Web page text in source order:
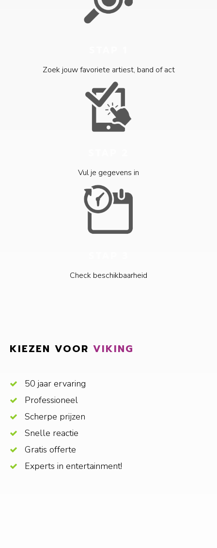
Zoek jouw favoriete artiest, band of act
Vul je gegevens in
Check beschikbaarheid
KIEZEN VOOR VIKING
50 jaar ervaring
Professioneel
Scherpe prijzen
Snelle reactie
Gratis offerte
Experts in entertainment!